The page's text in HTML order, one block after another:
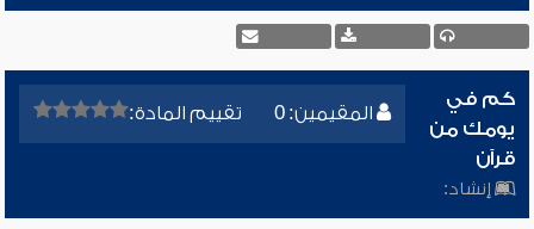
المقيمين: 0 تقييم المادة:
كم في
يومك من
قرآن
إنشاد: